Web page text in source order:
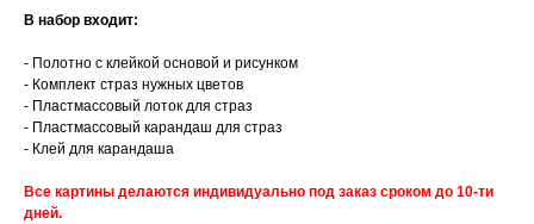
В набор входит:
- Полотно с клейкой основой и рисунком
- Комплект страз нужных цветов
- Пластмассовый лоток для страз
- Пластмассовый карандаш для страз
- Клей для карандаша
Все картины делаются индивидуально под заказ сроком до 10-ти
дней.